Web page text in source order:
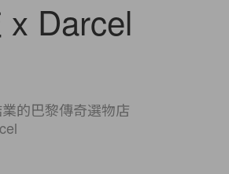
Darcel
的巴黎傳奇選物店